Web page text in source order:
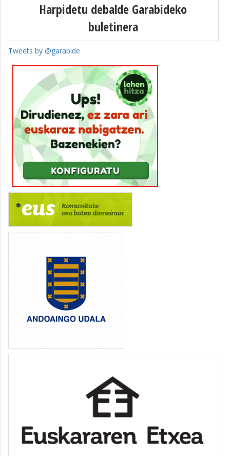
Harpidetu debalde Garabideko
buletinera
Tweets by @garabide